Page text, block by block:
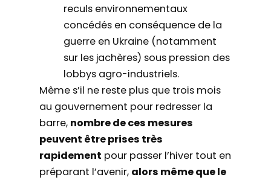
reculs environnementaux
concédés en conséquence de la
guerre en Ukraine (notamment
sur les jachères) sous pression des
lobbys agro-industriels.
Même s’il ne reste plus que trois mois
au gouvernement pour redresser la
barre, nombre de ces mesures
peuvent être prises très
rapidement pour passer l’hiver tout en
préparant l’avenir, alors même que le